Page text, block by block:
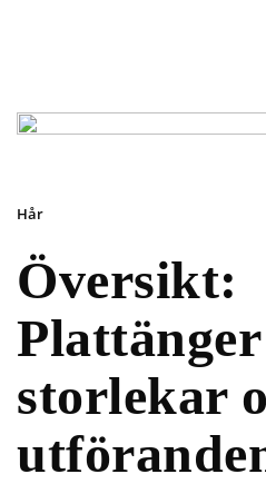
Översikt:
storlekar
Hår